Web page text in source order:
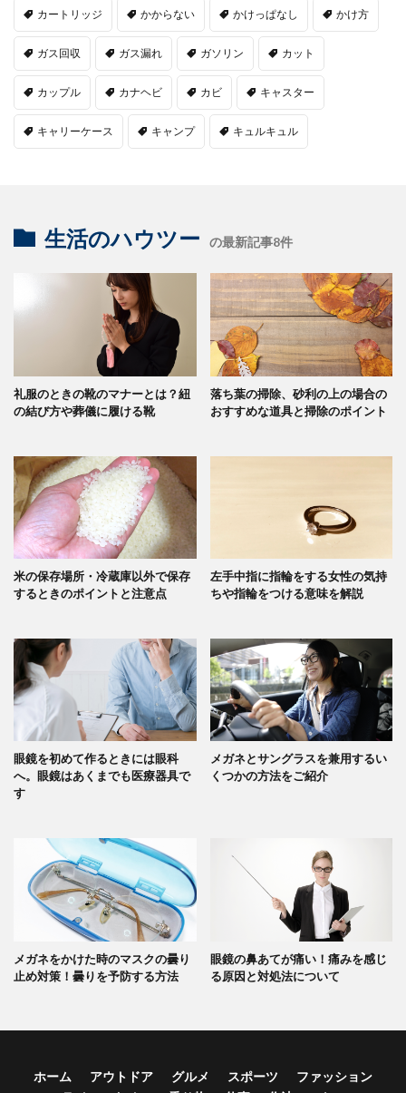
カートリッジ かからない かけっぱなし かけ方
ガス回収 ガス漏れ ガソリン カット
カップル カナヘビ カビ キャスター
キャリーケース キャンプ キュルキュル
生活のハウツー の最新記事8件
礼服のときの靴のマナーとは？紐
の結び方や葬儀に履ける靴
落ち葉の掃除、砂利の上の場合の
おすすめな道具と掃除のポイント
米の保存場所・冷蔵庫以外で保存
するときのポイントと注意点
左手中指に指輪をする女性の気持
ちや指輪をつける意味を解説
眼鏡を初めて作るときには眼科
へ。眼鏡はあくまでも医療器具で
す
メガネとサングラスを兼用するい
くつかの方法をご紹介
メガネをかけた時のマスクの曇り
止め対策！曇りを予防する方法
眼鏡の鼻あてが痛い！痛みを感じ
る原因と対処法について
ホーム アウトドア グルメ スポーツ
ファッション